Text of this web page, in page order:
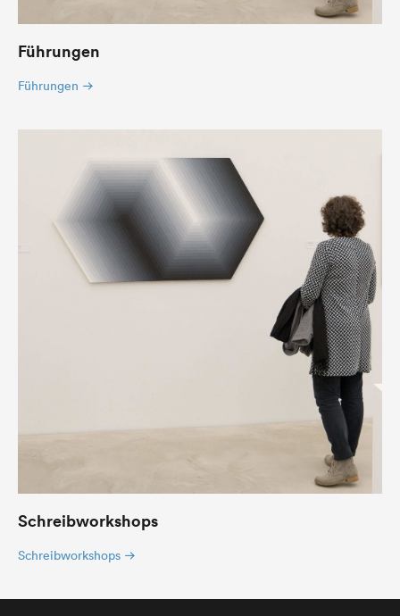
Führungen
Führungen
Schreibworkshops
Schreibworkshops